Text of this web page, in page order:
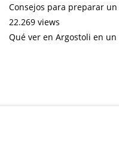
Consejos para preparar
22.269 views
Qué ver en Argostoli en un